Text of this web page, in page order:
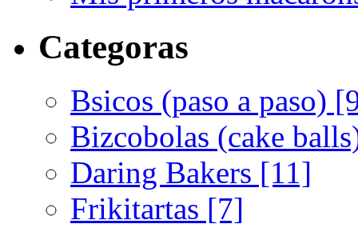
Categoras
Bsicos (paso a paso)
Bizcobolas (cake
Daring Bakers [11]
Frikitartas [7]